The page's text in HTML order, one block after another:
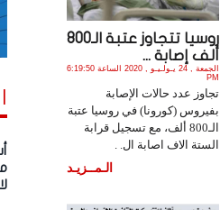
روسيا تتجاوز عتبة الـ800
ألف إصابة ...
الجمعة , 24 يـولـيـو , 2020 الساعة 6:19:50
PM
تجاوز عدد حالات الإصابة
بفيروس (كورونا) في روسيا عتبة
الـ800 ألف، مع تسجيل قرابة
الستة الاف اصابة ال. .
الـمــزيـد